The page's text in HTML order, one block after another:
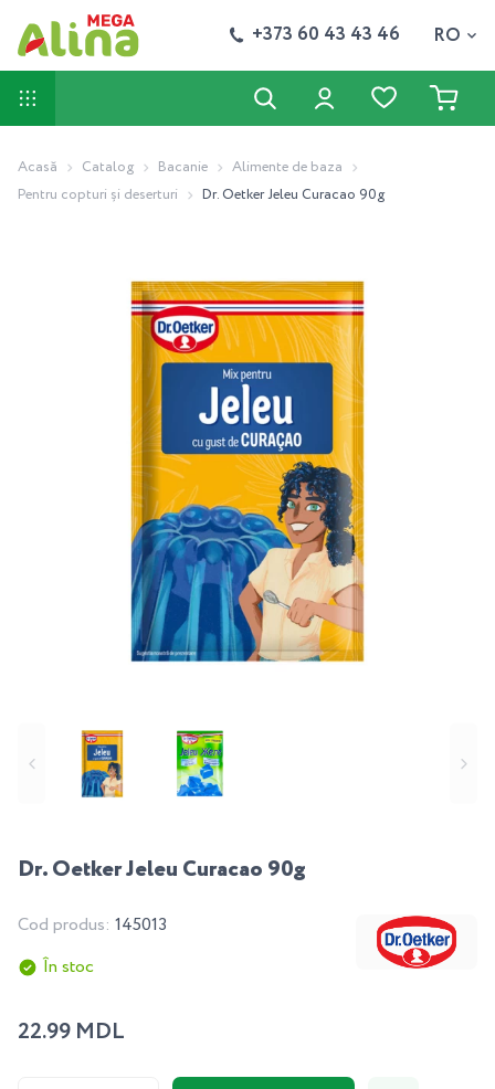
+373 60 43 43 46 RO
Acasă Catalog Bacanie
Alimente de baza
Pentru copturi și deserturi
Dr. Oetker Jeleu Curacao 90g
Dr. Oetker Jeleu Curacao 90g
Cod produs: 145013
În stoc
22.99 MDL